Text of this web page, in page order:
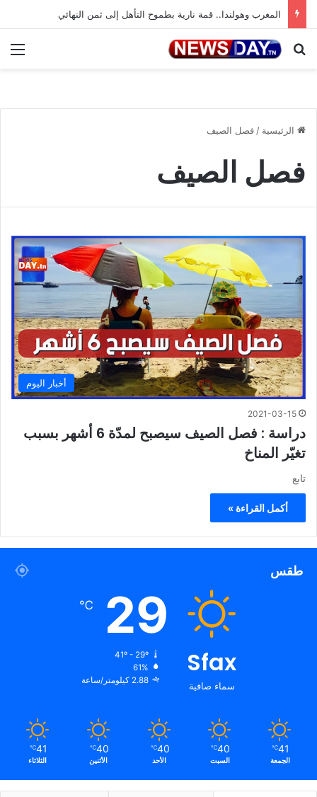
المغرب وهولندا.. قمة نارية بطموح التأهل إلى ثمن النهائي
بحث عن
الرئيسية / فصل الصيف
فصل الصيف
أخبار اليوم
2021-03-15
دراسة : فصل الصيف سيصبح لمدّة 6 أشهر بسبب
تغيّر المناخ
تابع
أكمل القراءة »
طقس
Sfax
سماء صافية
29
℃
41º - 29º
61%
2.88 كيلومتر/ساعة
41
℃
الجمعة
40
℃
السبت
40
℃
الأحد
40
℃
الأثنين
41
℃
الثلاثاء